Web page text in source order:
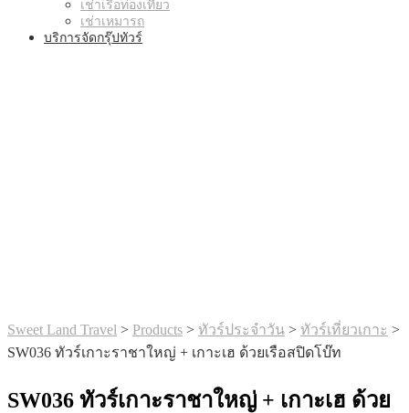
เช่าเรือท่องเที่ยว
เช่าเหมารถ
บริการจัดกรุ๊ปทัวร์
Sweet Land Travel > Products > ทัวร์ประจำวัน > ทัวร์เที่ยวเกาะ >
SW036 ทัวร์เกาะราชาใหญ่ + เกาะเฮ ด้วยเรือสปิดโบ๊ท
SW036 ทัวร์เกาะราชาใหญ่ + เกาะเฮ ด้วย